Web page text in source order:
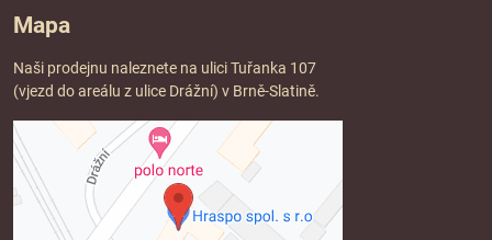
Mapa
Naši prodejnu naleznete na ulici Tuřanka 107
(vjezd do areálu z ulice Drážní) v Brně-Slatině.